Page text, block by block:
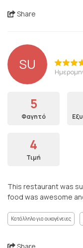
Share
SU
5
Φαγητό
4
Τιμή
This restaurant was
food was awesome
Κατάλληλο για οικογένειες